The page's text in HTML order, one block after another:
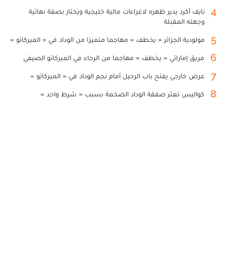
4
نايف أكرد يدير ظهره لاغراءات مالية خليجية ويختار بصفة نهائية
وجهته المقبلة
5 مولودية الجزائر « يخطف » مهاجما متميزا من الوداد في « الميركاتو »
6 فريق إماراتي « يخطف » مهاجما من الرجاء في الميركاتو الصيفي
7 عرض خارجي يفتح باب الرحيل أمام نجم الوداد في « الميركاتو »
8 كواليس تعثر صفقة الوداد الضخمة بسبب « شرط واحد »